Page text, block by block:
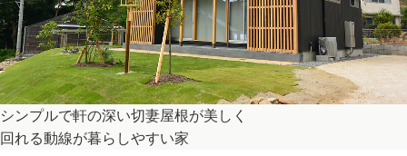
シンプルで軒の深い切妻屋根が美しく
回れる動線が暮らしやすい家